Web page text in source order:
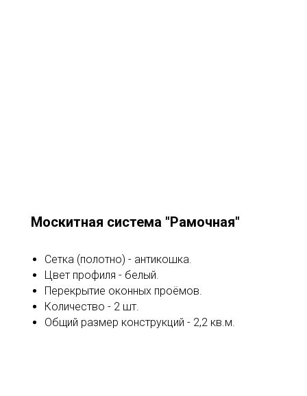
Москитная система "Рамочная"
Сетка (полотно) - антикошка.
Цвет профиля - белый.
Перекрытие оконных проёмов.
Количество - 2 шт.
Общий размер конструкций - 2,2 кв.м.